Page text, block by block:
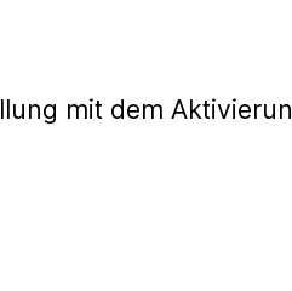
mit dem